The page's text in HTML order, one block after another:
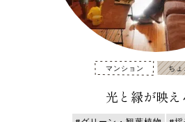
マンション ちょ
光と緑が映え